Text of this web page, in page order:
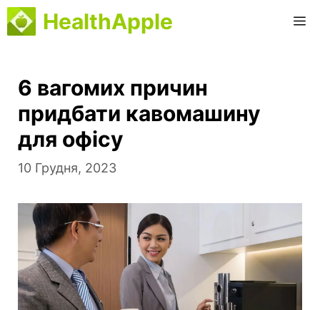
Перейти
до
HealthApple
6 вагомих причин
придбати кавомашину
для офісу
10 Грудня, 2023